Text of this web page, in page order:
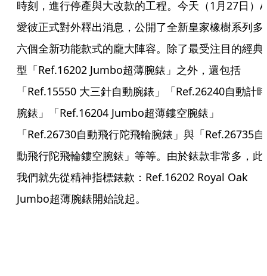
時刻，進行停產與大改款的工程。今天（1月27日）
愛彼正式對外釋出消息，公開了全新皇家橡樹系列多
六個全新功能款式的龐大陣容。除了最受注目的經典
型「Ref.16202 Jumbo超薄腕錶」之外，還包括
「Ref.15550 大三針自動腕錶」「Ref.26240自動計時
腕錶」「Ref.16204 Jumbo超薄鏤空腕錶」
「Ref.26730自動飛行陀飛輪腕錶」與「Ref.26735自
動飛行陀飛輪鏤空腕錶」等等。由於錶款非常多，此
我們就先從精神指標錶款：Ref.16202 Royal Oak
Jumbo超薄腕錶開始說起。